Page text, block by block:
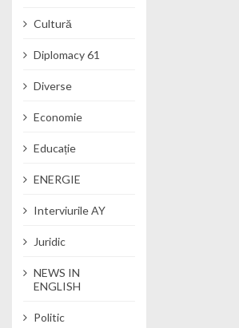
Cultură
Diplomacy 61
Diverse
Economie
Educație
ENERGIE
Interviurile AY
Juridic
NEWS IN
ENGLISH
Politic